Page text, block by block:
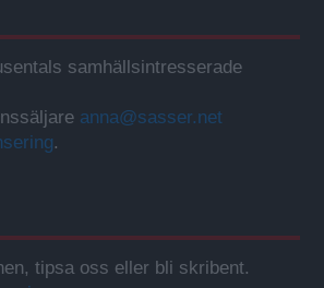
samhällsintresserade
anna@sasser.net
.
tipsa oss eller bli skribent.